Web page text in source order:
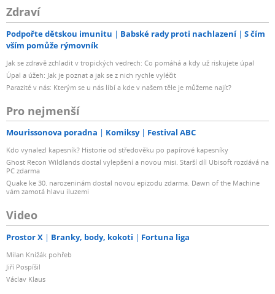
Zdraví
Podpořte dětskou imunitu Babské rady proti nachlazení
S čím
vším pomůže rýmovník
Jak se zdravě zchladit v tropických vedrech: Co pomáhá a kdy už riskujete úpal
Úpal a úžeh: Jak je poznat a jak se z nich rychle vyléčit
Parazité v nás: Kterým se u nás líbí a kde v našem těle je můžeme najít?
Pro nejmenší
Mourissonova poradna Komiksy Festival ABC
Kdo vynalezl kapesník? Historie od středověku po papírové kapesníky
Ghost Recon Wildlands dostal vylepšení a novou misi. Starší díl Ubisoft rozdává na
PC zdarma
Quake ke 30. narozeninám dostal novou epizodu zdarma. Dawn of the Machine
vám zamotá hlavu iluzemi
Video
Prostor X Branky, body, kokoti Fortuna liga
Milan Knížák pohřeb
Jiří Pospíšil
Václav Klaus